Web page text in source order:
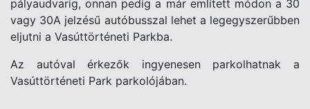
pályaudvarig, onnan pedig a már említett módon a 30
vagy 30A jelzésű autóbusszal lehet a legegyszerűbben
eljutni a Vasúttörténeti Parkba.
Az autóval érkezők ingyenesen parkolhatnak a
Vasúttörténeti Park parkolójában.